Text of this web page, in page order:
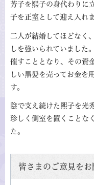
芳子を熙子の身代わりに
子を正室として迎え入れ
二人が結婚してほどなく
しを強いられていました
催すこととなり、その資
しい黒髪を売ってお金を
す。
陰で支え続けた熙子を光
珍しく側室を置くことな
た。
皆さまのご意見を